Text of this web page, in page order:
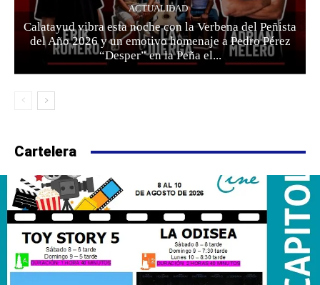
ACTUALIDAD
Calatayud vibra esta noche con la Verbena del Peñista
del Año 2026 y un emotivo homenaje a Pedro Pérez
“Desper” en la Peña el...
Cartelera